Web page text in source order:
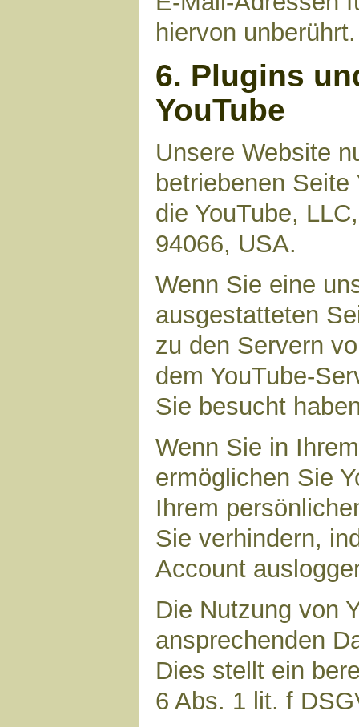
hiervon unberührt.
6. Plugins
YouTube
Unsere Website
betriebenen
die YouTube,
94066, USA.
Wenn Sie eine
ausgestatteten
zu den Servern
dem YouTube-
Sie besucht
Wenn Sie in
ermöglichen Sie
Ihrem
Sie verhindern,
Account
Die Nutzung von
ansprechenden
Dies stellt ein
6 Abs. 1 lit. f